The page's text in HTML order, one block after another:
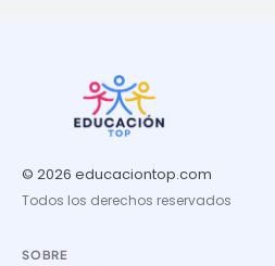
© 2026 educaciontop.com
Todos los derechos reservados
SOBRE